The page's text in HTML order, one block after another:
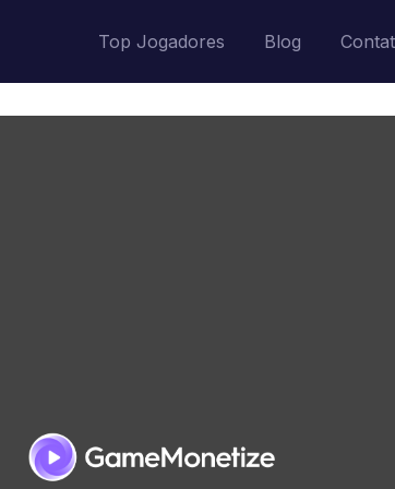
Top Jogadores Blog